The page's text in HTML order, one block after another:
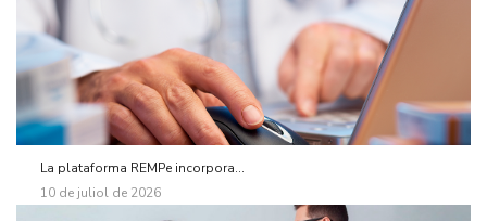
La plataforma REMPe incorpora...
10 de juliol de 2026